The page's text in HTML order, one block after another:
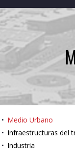
Medio Urbano
Infraestructuras del
Industria